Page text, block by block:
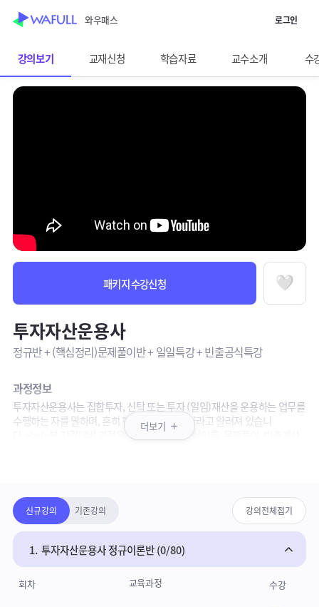
스킵 네비게이션
WASUB 자격증 구독
와우패스 로그인
이전화면보기 투자자산운용사
과정정보
더보기
수강안내
패키지 수강신청 찜
투자자산운용사
정규반 + (핵심정리)문제풀이반 + 일일특강 + 빈출공식특강
과정정보
투자자산운용사는 집합투자, 신탁 또는 투자 (일임)재산을 운용하는 업무를
수행하는 자를 말하며, 흔히 펀드매니저 자격이라고 알려져 있습니
다.>br/>본 자격대비 과정은 기본이론부터 핵심이론, 문제풀이, 빈출계산
강의안내
· 정규반: 금융투자협회에서 출간 된 기본서로 진행되는 이론강의
· 핵심정리문제풀이반: 실전연습. 출제경향 분석 및 예상문제를 압축하여 제
· 일일특강: 시험 전 핵심사항을 최종 점검(학습자료 제공)
참고사항
강의보기 교재신청 학습자료 교수소개 수
선택바
강의보기목록
신규강의 기존강의 강의전체접기
1. 투자자산운용사 정규이론반 (0/80)
회차 교육과정 수강